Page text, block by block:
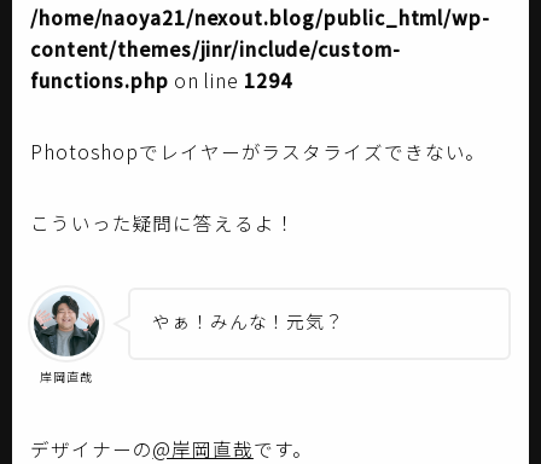
/home/naoya21/nexout.blog/public_html/wp-
content/themes/jinr/include/custom-
functions.php on line 1294
Photoshopでレイヤーがラスタライズできない。
こういった疑問に答えるよ！
岸岡直哉
やぁ！みんな！元気？
デザイナーの@岸岡直哉です。